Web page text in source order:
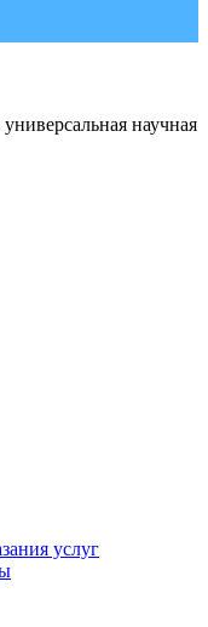
научная
услуг